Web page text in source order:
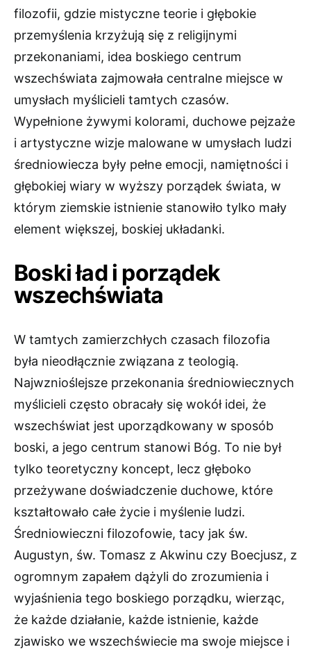
filozofii, gdzie mistyczne teorie i głębokie
przemyślenia krzyżują się z religijnymi
przekonaniami, idea boskiego centrum
wszechświata zajmowała centralne miejsce w
umysłach myślicieli tamtych czasów.
Wypełnione żywymi kolorami, duchowe pejzaże
i artystyczne wizje malowane w umysłach ludzi
średniowiecza były pełne emocji, namiętności i
głębokiej wiary w wyższy porządek świata, w
którym ziemskie istnienie stanowiło tylko mały
element większej, boskiej układanki.
Boski ład i porządek
wszechświata
W tamtych zamierzchłych czasach filozofia
była nieodłącznie związana z teologią.
Najwznioślejsze przekonania średniowiecznych
myślicieli często obracały się wokół idei, że
wszechświat jest uporządkowany w sposób
boski, a jego centrum stanowi Bóg. To nie był
tylko teoretyczny koncept, lecz głęboko
przeżywane doświadczenie duchowe, które
kształtowało całe życie i myślenie ludzi.
Średniowieczni filozofowie, tacy jak św.
Augustyn, św. Tomasz z Akwinu czy Boecjusz, z
ogromnym zapałem dążyli do zrozumienia i
wyjaśnienia tego boskiego porządku, wierząc,
że każde działanie, każde istnienie, każde
zjawisko we wszechświecie ma swoje miejsce i